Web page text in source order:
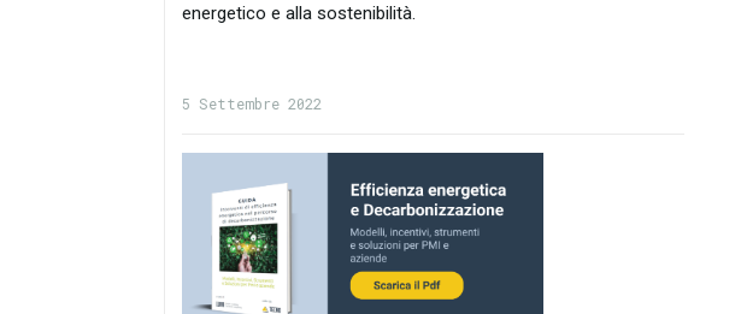
energetico e alla sostenibilità.
5 Settembre 2022